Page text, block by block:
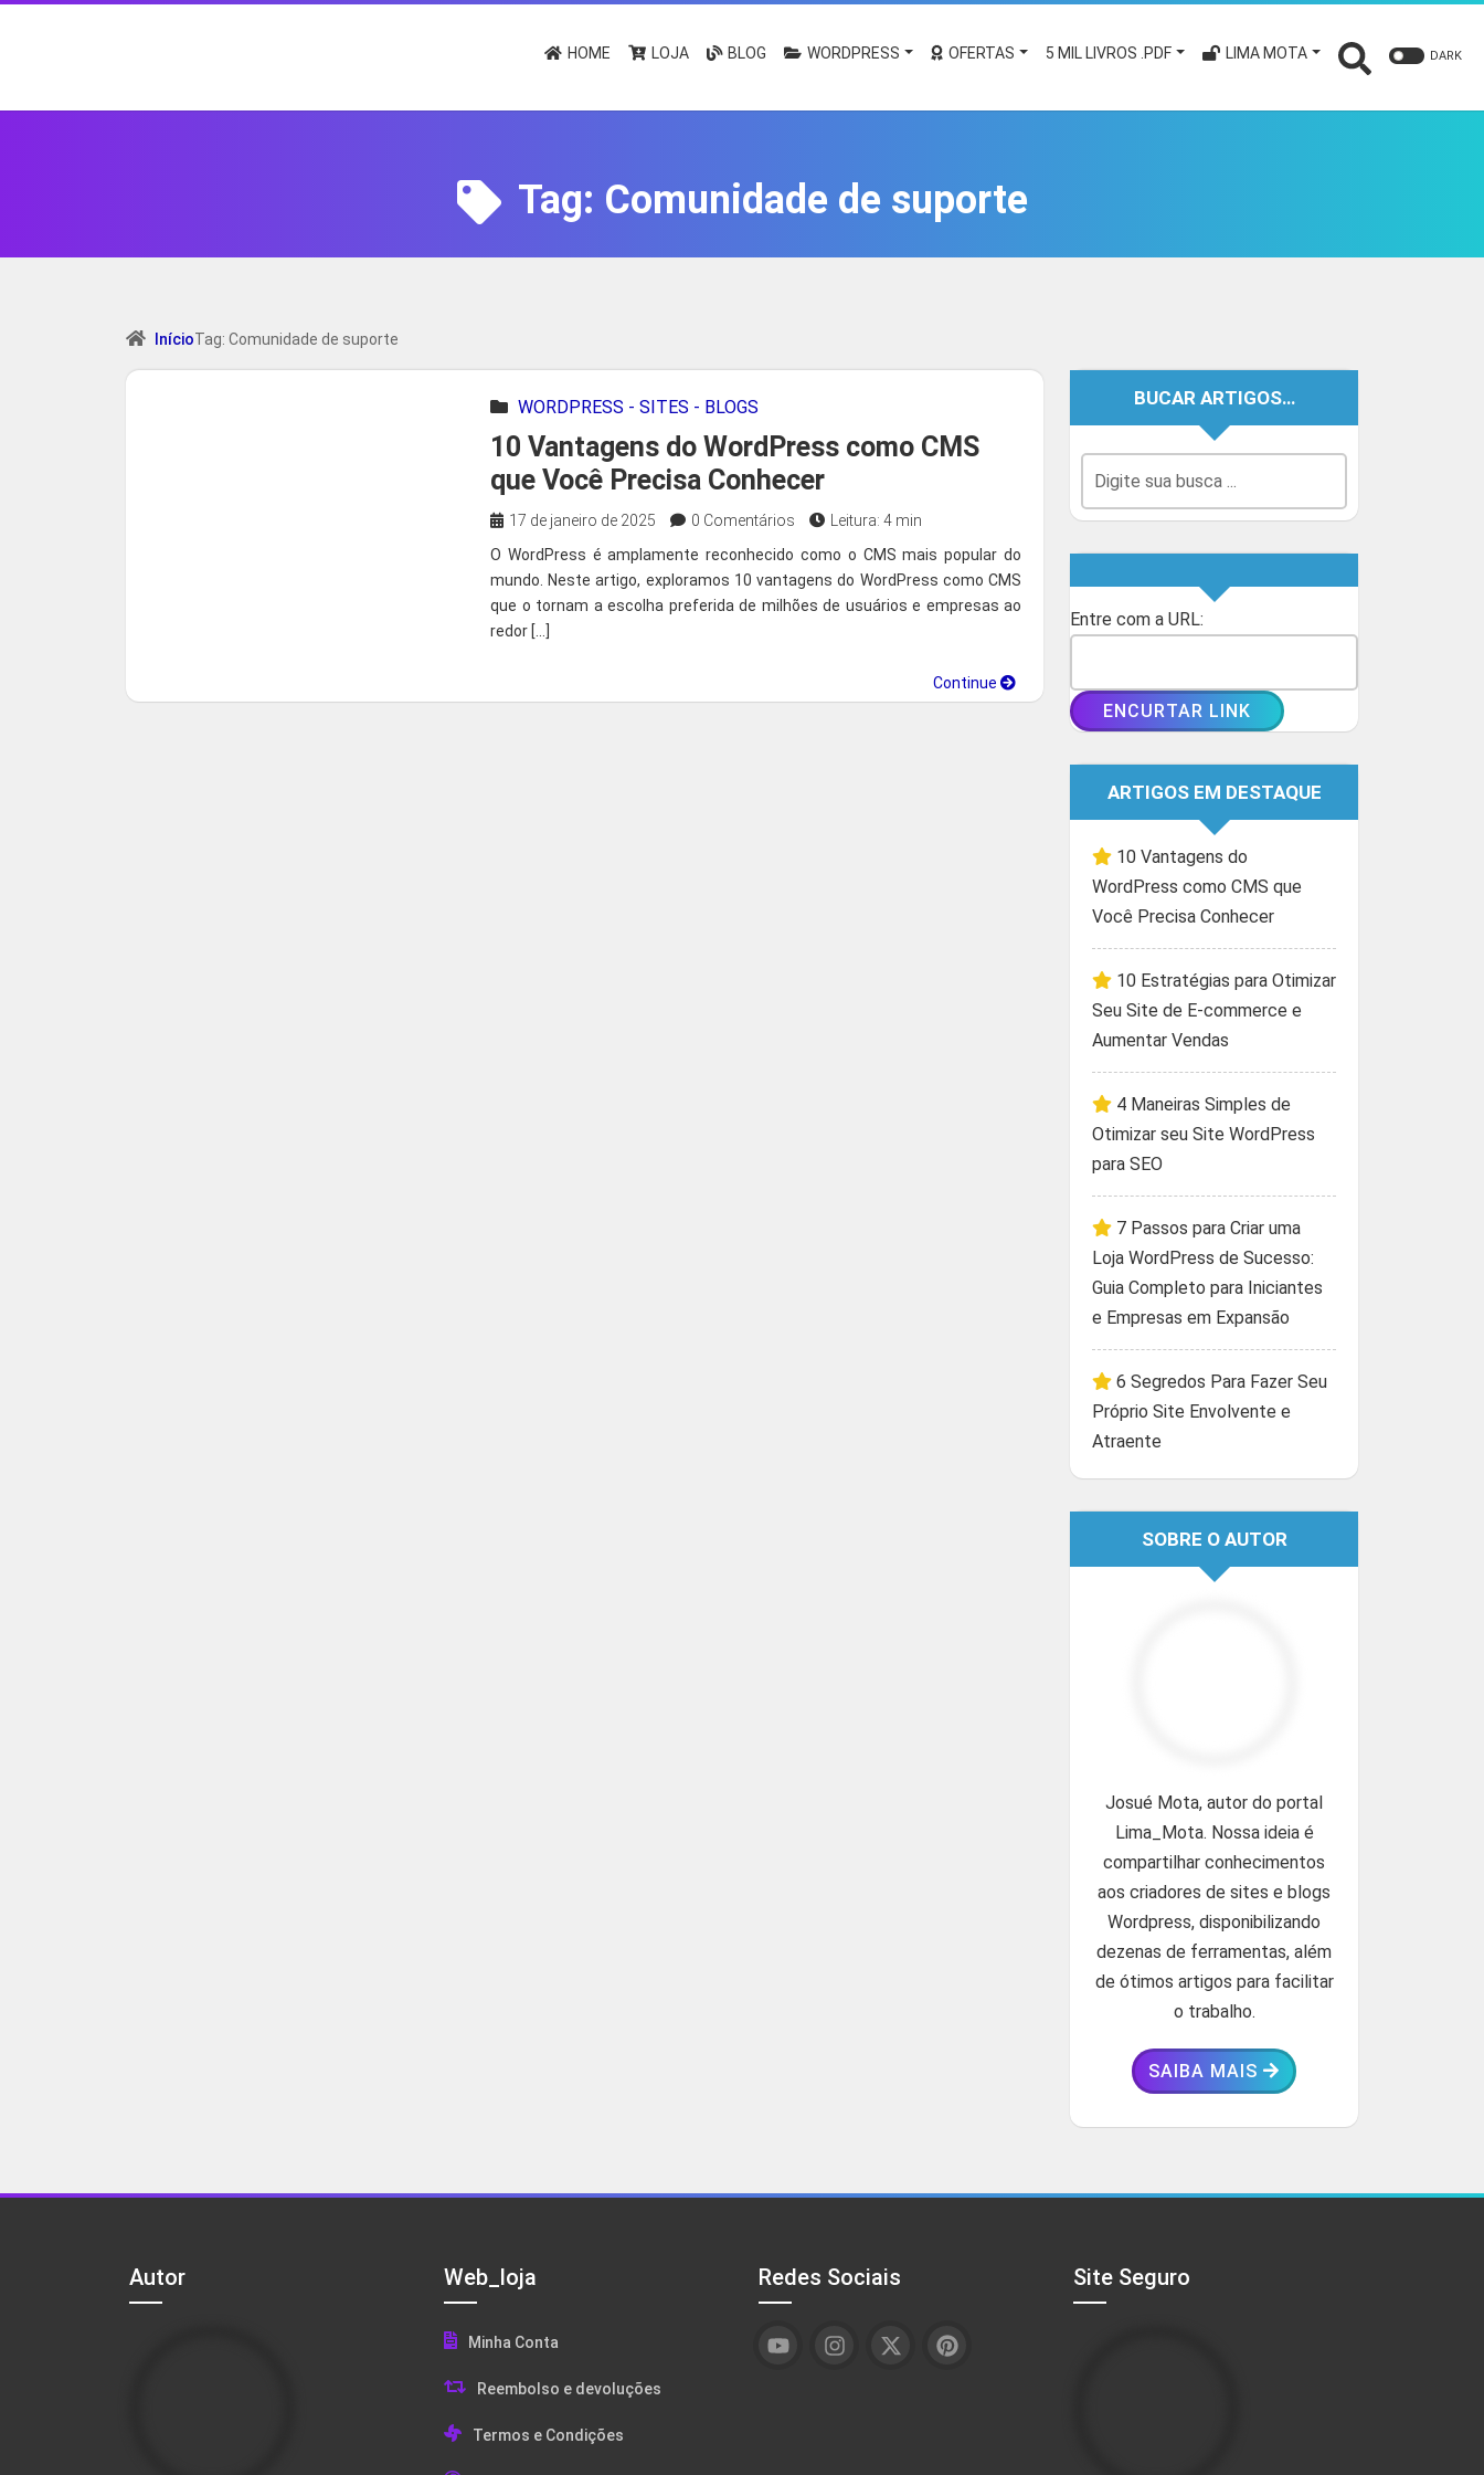
HOME LOJA BLOG WORDPRESS OFERTAS 5 MIL LIVROS .PDF LIMA MOTA DARK
Tag: Comunidade de suporte
InícioTag: Comunidade de suporte
WORDPRESS - SITES - BLOGS
10 Vantagens do WordPress como CMS
que Você Precisa Conhecer
17 de janeiro de 2025 0 Comentários
Leitura: 4 min
O WordPress é amplamente reconhecido como o CMS mais popular do
mundo. Neste artigo, exploramos 10 vantagens do WordPress como CMS
que o tornam a escolha preferida de milhões de usuários e empresas ao
redor […]
Continue
BUCAR ARTIGOS…
Entre com a URL:
ARTIGOS EM DESTAQUE
10 Vantagens do
WordPress como CMS que
Você Precisa Conhecer
10 Estratégias para Otimizar
Seu Site de E-commerce e
Aumentar Vendas
4 Maneiras Simples de
Otimizar seu Site WordPress
para SEO
7 Passos para Criar uma
Loja WordPress de Sucesso:
Guia Completo para Iniciantes
e Empresas em Expansão
6 Segredos Para Fazer Seu
Próprio Site Envolvente e
Atraente
SOBRE O AUTOR
Josué Mota, autor do portal
Lima_Mota. Nossa ideia é
compartilhar conhecimentos
aos criadores de sites e blogs
Wordpress, disponibilizando
dezenas de ferramentas, além
de ótimos artigos para facilitar
o trabalho.
SAIBA MAIS
Autor Web_loja
Minha Conta
Reembolso e devoluções
Termos e Condições
Redes Sociais Site Seguro